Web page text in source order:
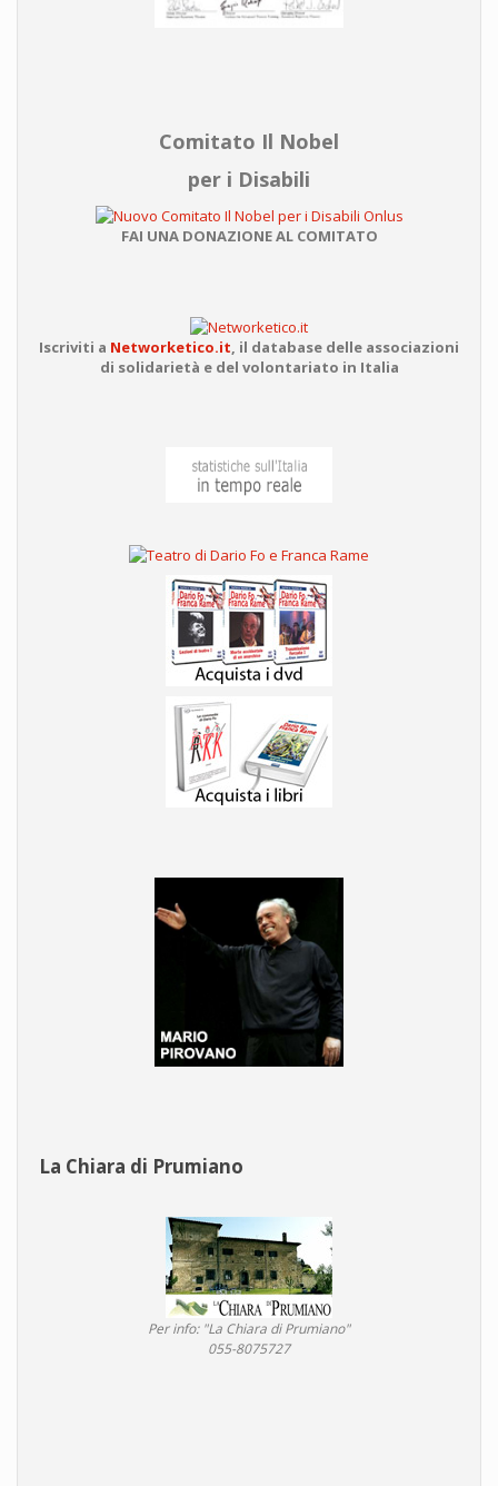
Comitato Il Nobel
per i Disabili
FAI UNA DONAZIONE AL COMITATO
Iscriviti a Networketico.it, il database delle associazioni
di solidarietà e del volontariato in Italia
La Chiara di Prumiano
Per info: "La Chiara di Prumiano"
055-8075727